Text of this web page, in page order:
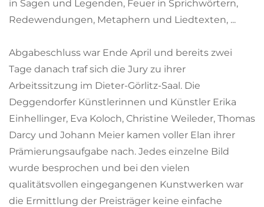
in Sagen und Legenden, Feuer in Sprichwörtern,
Redewendungen, Metaphern und Liedtexten, ...
Abgabeschluss war Ende April und bereits zwei
Tage danach traf sich die Jury zu ihrer
Arbeitssitzung im Dieter-Görlitz-Saal. Die
Deggendorfer Künstlerinnen und Künstler Erika
Einhellinger, Eva Koloch, Christine Weileder, Thomas
Darcy und Johann Meier kamen voller Elan ihrer
Prämierungsaufgabe nach. Jedes einzelne Bild
wurde besprochen und bei den vielen
qualitätsvollen eingegangenen Kunstwerken war
die Ermittlung der Preisträger keine einfache